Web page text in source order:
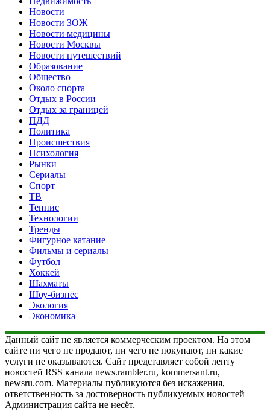
Новости
Новости ЗОЖ
Новости медицины
Новости Москвы
Новости путешествий
Образование
Общество
Около спорта
Отдых в России
Отдых за границей
ПДД
Политика
Происшествия
Психология
Рынки
Сериалы
Спорт
ТВ
Теннис
Технологии
Тренды
Фигурное катание
Фильмы и сериалы
Футбол
Хоккей
Шахматы
Шоу-бизнес
Экология
Экономика
Данный сайт не является коммерческим проектом. На этом
сайте ни чего не продают, ни чего не покупают, ни какие
услуги не оказываются. Сайт представляет собой ленту
новостей RSS канала news.rambler.ru, kommersant.ru,
newsru.com. Материалы публикуются без искажения,
ответственность за достоверность публикуемых новостей
Администрация сайта не несёт.